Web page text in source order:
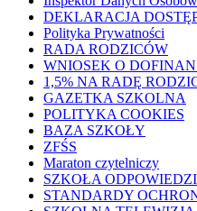
DEKLARACJA
Polityka Prywatności
RADA RODZICÓW
WNIOSEK O
1,5% NA RADĘ
GAZETKA SZKOLNA
POLITYKA COOKIES
BAZA SZKOŁY
ZFŚS
Maraton czytelniczy
SZKOŁA
STANDARDY